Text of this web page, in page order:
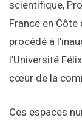
scientifique,
France en Côte
procédé à
l’Université
cœur de la
Ces espaces